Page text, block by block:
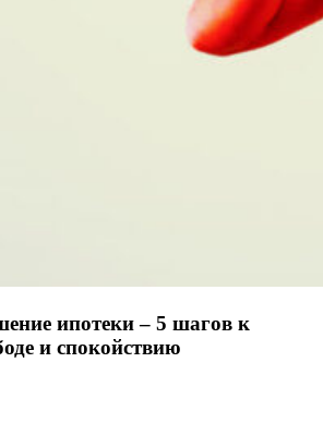
ипотеки – 5 шагов к
и спокойствию